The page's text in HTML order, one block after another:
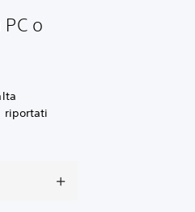
o
riportati